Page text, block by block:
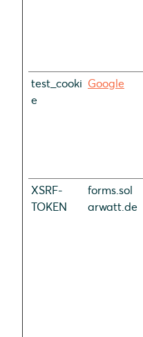
test_cooki
e
Google
XSRF-
TOKEN
forms.sol
arwatt.de